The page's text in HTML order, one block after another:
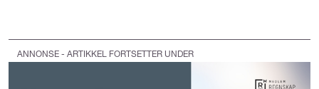
ANNONSE - ARTIKKEL FORTSETTER UNDER